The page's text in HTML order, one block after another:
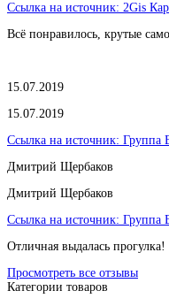
Ссылка на источник: 2Gis
Всё понравилось, крутые
15.07.2019
15.07.2019
Ссылка на источник: Группа
Дмитрий Щербаков
Дмитрий Щербаков
Ссылка на источник: Группа
Отличная выдалась
Просмотреть все отзывы
Категории товаров